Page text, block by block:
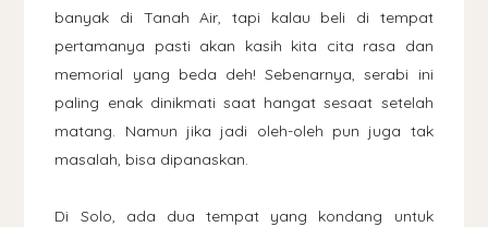
banyak di Tanah Air, tapi kalau beli di tempat
pertamanya pasti akan kasih kita cita rasa dan
memorial yang beda deh! Sebenarnya, serabi ini
paling enak dinikmati saat hangat sesaat setelah
matang. Namun jika jadi oleh-oleh pun juga tak
masalah, bisa dipanaskan.
Di Solo, ada dua tempat yang kondang untuk